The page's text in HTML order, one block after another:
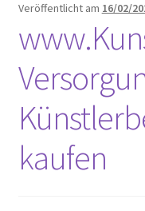
Veröffentlicht am 16/02/
kaufen